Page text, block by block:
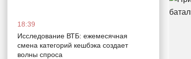
18:39
Исследование ВТБ: ежемесячная
смена категорий кешбэка создает
волны спроса